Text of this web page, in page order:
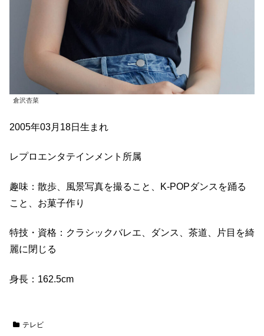
倉沢杏菜
2005年03月18日生まれ
レプロエンタテインメント所属
趣味：散歩、風景写真を撮ること、K-POPダンスを踊る
こと、お菓子作り
特技・資格：クラシックバレエ、ダンス、茶道、片目を綺
麗に閉じる
身長：162.5cm
テレビ